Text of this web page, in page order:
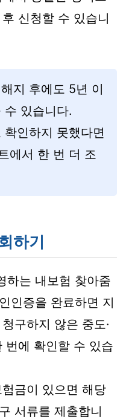
신청할 수 있습니
지 후에도 5년 이
수 있습니다.
인하지 못했다면
에서 한 번 더 조
하기
하는 내보험 찾아줌
인증을 완료하면 지
구하지 않은 중도·
번에 확인할 수 있습
금이 있으면 해당
서류를 제출합니